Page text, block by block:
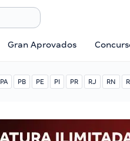
Gran Aprovados
PA PB PE PI PR RJ RN